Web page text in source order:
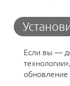
Если вы —